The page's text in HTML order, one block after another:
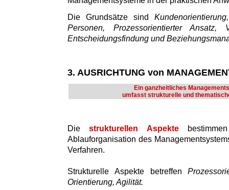
Die Grundsätze sind
Personen, Prozessorientierter Ansatz,
Entscheidungsfindung und
3. AUSRICHTUNG von
Ein ganzheitliches
umfasst strukturelle und
Diestrukturellen Aspekte
Ablauforganisation des
Verfahren.
Strukturelle Aspekte betreffen
Orientierung, Agilität.